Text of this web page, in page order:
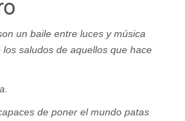
un baile entre luces y música
saludos de aquellos que hace
de poner el mundo patas